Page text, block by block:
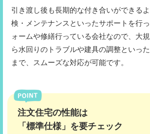
引き渡し後も長期的な付き合いができる
検・メンテナンスといったサポートを行
ォームや修繕行っている会社なので、大
ら水回りのトラブルや建具の調整といっ
まで、スムーズな対応が可能です。
注文住宅の性能は
「標準仕様」を要チェック